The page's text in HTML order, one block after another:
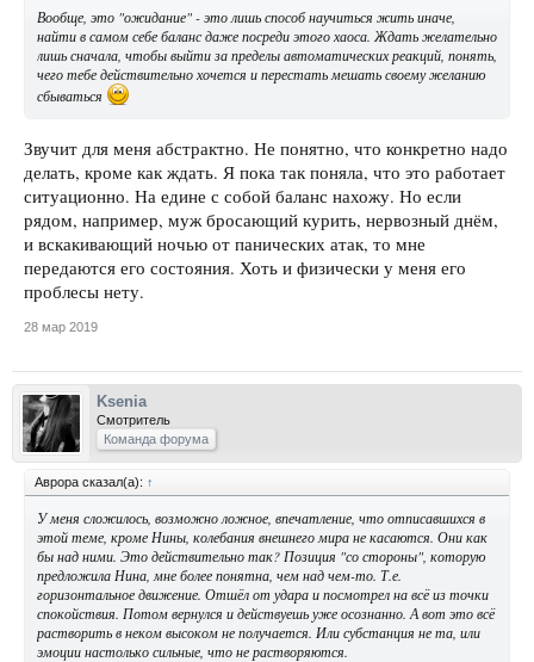
Вообще, это "ожидание" - это лишь способ научиться жить иначе,
найти в самом себе баланс даже посреди этого хаоса. Ждать желательно
лишь сначала, чтобы выйти за пределы автоматических реакций, понять,
чего тебе действительно хочется и перестать мешать своему желанию
сбываться
Звучит для меня абстрактно. Не понятно, что конкретно надо
делать, кроме как ждать. Я пока так поняла, что это работает
ситуационно. На едине с собой баланс нахожу. Но если
рядом, например, муж бросающий курить, нервозный днём,
и вскакивающий ночью от панических атак, то мне
передаются его состояния. Хоть и физически у меня его
проблесы нету.
28 мар 2019
Ksenia
Смотритель
Команда форума
Аврора сказал(а): ↑
У меня сложилось, возможно ложное, впечатление, что отписавшихся в
этой теме, кроме Нины, колебания внешнего мира не касаются. Они как
бы над ними. Это действительно так? Позиция "со стороны", которую
предложила Нина, мне более понятна, чем над чем-то. Т.е.
горизонтальное движение. Отшёл от удара и посмотрел на всё из точки
спокойствия. Потом вернулся и действуешь уже осознанно. А вот это всё
растворить в неком высоком не получается. Или субстанция не та, или
эмоции настолько сильные, что не растворяются.